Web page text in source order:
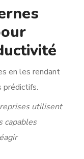
en les rendant
prédictifs.
utilisent
capables